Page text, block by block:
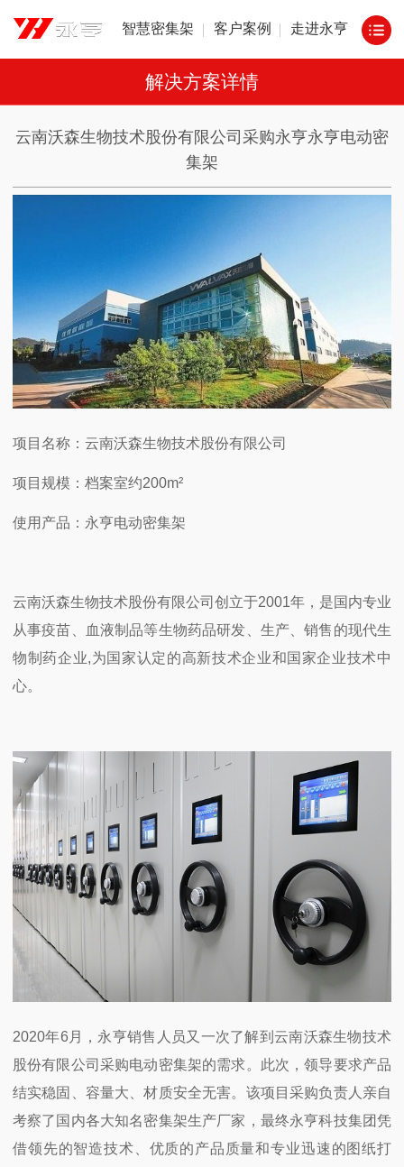
智慧密集架 客户案例 走进永亨
解决方案详情
云南沃森生物技术股份有限公司采购永亨永亨电动密
集架
项目名称：云南沃森生物技术股份有限公司
项目规模：档案室约200m²
使用产品：永亨电动密集架
云南沃森生物技术股份有限公司创立于2001年，是国内专业
从事疫苗、血液制品等生物药品研发、生产、销售的现代生
物制药企业,为国家认定的高新技术企业和国家企业技术中
心。
2020年6 月，永亨销售人员又一次了解到云南沃森生物技术
股份有限公司采购电动密集架的需求。此次，领导要求产品
结实稳固、容量大、材质安全无害。该项目采购负责人亲自
考察了国内各大知名密集架生产厂家，最终永亨科技集团凭
借领先的智造技术、优质的产品质量和专业迅速的图纸打